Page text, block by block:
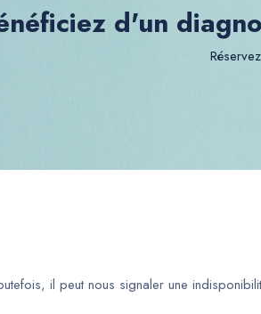
d'un
il peut nous signaler une